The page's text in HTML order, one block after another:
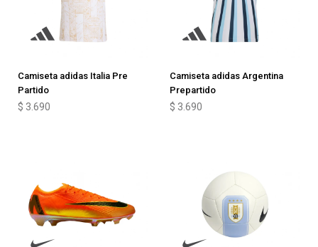
Camiseta adidas Italia Pre
Partido
$ 3.690
Camiseta adidas Argentina
Prepartido
$ 3.690